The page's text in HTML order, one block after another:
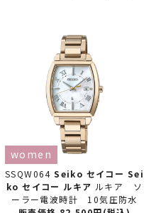
SSQW064 Seiko セイコー Sei
ko セイコー ルキア ルキア ソ
ーラー電波時計 10気圧防水
women